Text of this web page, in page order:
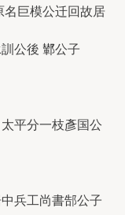
名巨模公迁回故居
公後 鄻公子
平分一枝彥国公
兵工尚書郜公子